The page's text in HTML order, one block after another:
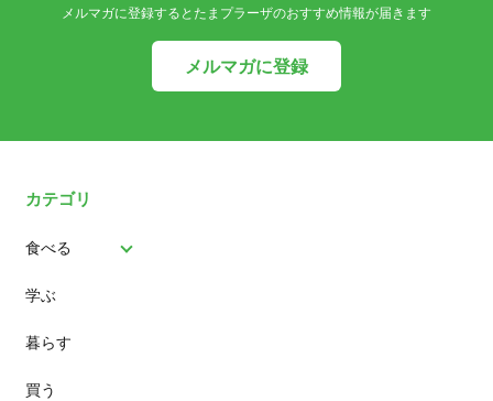
メルマガに登録するとたまプラーザのおすすめ情報が届きます
メルマガに登録
カテゴリ
食べる
パン
スイーツ
ランチ
学ぶ
暮らす
買う